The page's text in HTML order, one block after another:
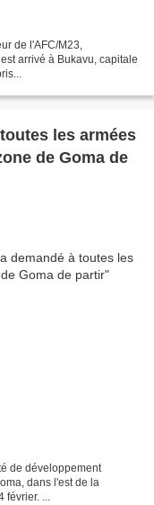
de l'AFC/M23,
arrivé à Bukavu, capitale
les armées
de Goma de
de développement
dans l'est de la
février. ...